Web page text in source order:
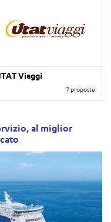
Viaggi
7 proposte
al miglior